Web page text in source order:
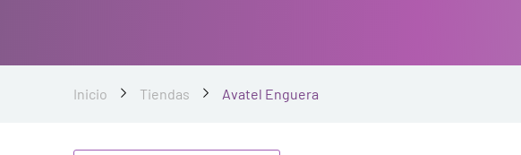
Inicio Tiendas Avatel Enguera